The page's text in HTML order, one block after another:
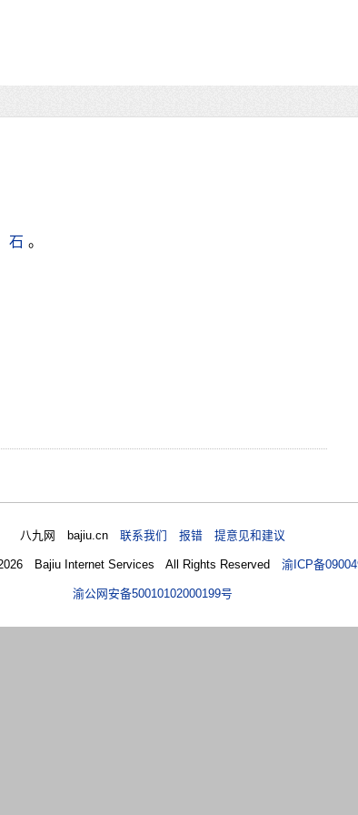
石 。
八九网 bajiu.cn联系我们 报错 提意见和建议
Bajiu Internet Services All Rights Reserved 渝ICP备
渝公网安备50010102000199号